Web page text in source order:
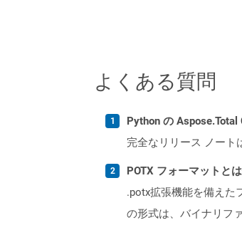
よくある質問
Python の
完全なリリース ノート
POTX フォーマットと
.potx拡張機能を備えた
の形式は、バイナリフ